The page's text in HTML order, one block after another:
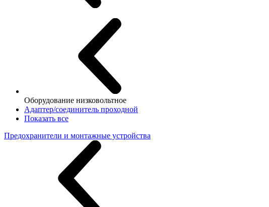
Оборудование низковольтное
Адаптер/соединитель проходной
Показать все
Предохранители и монтажные устройства